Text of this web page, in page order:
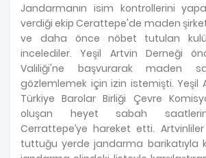
Jandarmanın isim kontrollerini
verdiği ekip Cerattepe'de maden
ve daha önce nöbet tutulan
incelediler. Yeşil Artvin Derneği
Valiliği'ne başvurarak maden
gözlemlemek için izin istemişti. Yeşil
Türkiye Barolar Birliği Çevre
oluşan heyet sabah
Cerrattepe’ye hareket etti.
tuttuğu yerde jandarma barikatıyla